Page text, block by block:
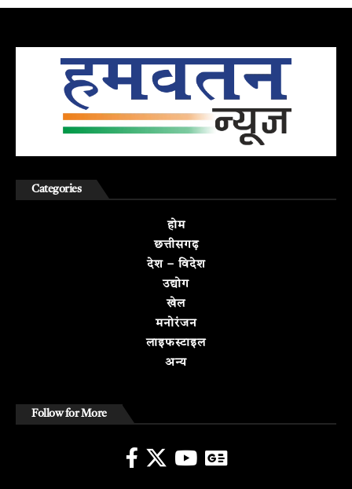
Categories
होम
छत्तीसगढ़
देश – विदेश
उद्योग
खेल
मनोरंजन
लाइफस्टाइल
अन्य
Follow for More